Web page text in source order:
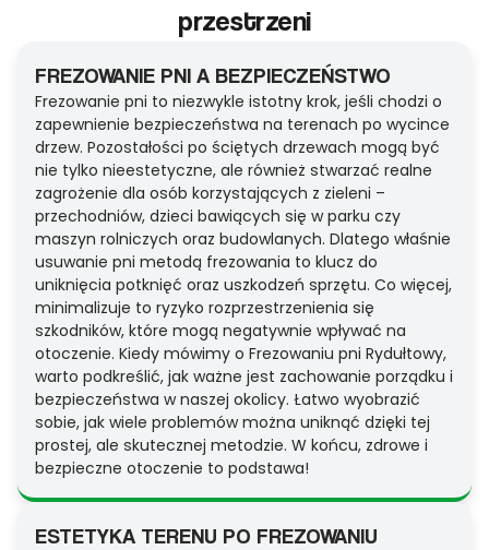
przestrzeni
FREZOWANIE PNI A BEZPIECZEŃSTWO
Frezowanie pni to niezwykle istotny krok, jeśli chodzi o
zapewnienie bezpieczeństwa na terenach po wycince
drzew. Pozostałości po ściętych drzewach mogą być
nie tylko nieestetyczne, ale również stwarzać realne
zagrożenie dla osób korzystających z zieleni –
przechodniów, dzieci bawiących się w parku czy
maszyn rolniczych oraz budowlanych. Dlatego właśnie
usuwanie pni metodą frezowania to klucz do
uniknięcia potknięć oraz uszkodzeń sprzętu. Co więcej,
minimalizuje to ryzyko rozprzestrzenienia się
szkodników, które mogą negatywnie wpływać na
otoczenie. Kiedy mówimy o Frezowaniu pni Rydułtowy,
warto podkreślić, jak ważne jest zachowanie porządku i
bezpieczeństwa w naszej okolicy. Łatwo wyobrazić
sobie, jak wiele problemów można uniknąć dzięki tej
prostej, ale skutecznej metodzie. W końcu, zdrowe i
bezpieczne otoczenie to podstawa!
ESTETYKA TERENU PO FREZOWANIU